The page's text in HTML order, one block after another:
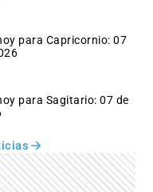
para Capricornio: 07
para Sagitario: 07 de